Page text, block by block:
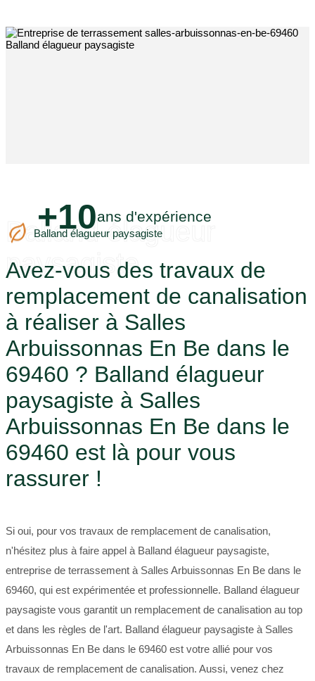
+10ans d'expérience
Balland élagueur paysagiste
Balland élagueur
paysagiste
Avez-vous des travaux de
remplacement de canalisation
à réaliser à Salles
Arbuissonnas En Be dans le
69460 ? Balland élagueur
paysagiste à Salles
Arbuissonnas En Be dans le
69460 est là pour vous
rassurer !
Si oui, pour vos travaux de remplacement de canalisation,
n'hésitez plus à faire appel à Balland élagueur paysagiste,
entreprise de terrassement à Salles Arbuissonnas En Be dans le
69460, qui est expérimentée et professionnelle. Balland élagueur
paysagiste vous garantit un remplacement de canalisation au top
et dans les règles de l'art. Balland élagueur paysagiste à Salles
Arbuissonnas En Be dans le 69460 est votre allié pour vos
travaux de remplacement de canalisation. Aussi, venez chez